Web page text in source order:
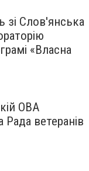
зі Слов'янська
«Власна
ОВА
ветеранів